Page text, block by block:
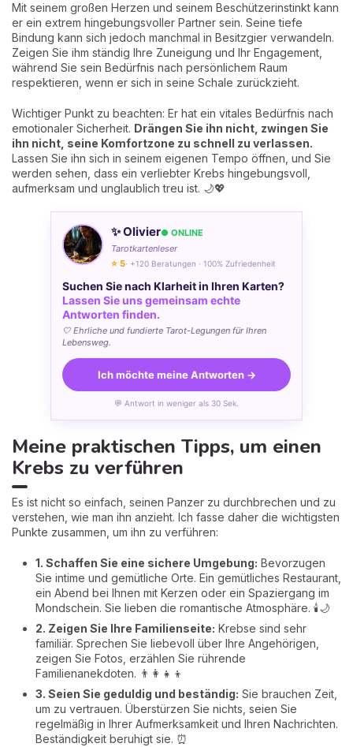
Mit seinem großen Herzen und seinem Beschützerinstinkt kann
er ein extrem hingebungsvoller Partner sein. Seine tiefe
Bindung kann sich jedoch manchmal in Besitzgier verwandeln.
Zeigen Sie ihm ständig Ihre Zuneigung und Ihr Engagement,
während Sie sein Bedürfnis nach persönlichem Raum
respektieren, wenn er sich in seine Schale zurückzieht.
Wichtiger Punkt zu beachten: Er hat ein vitales Bedürfnis nach
emotionaler Sicherheit. Drängen Sie ihn nicht, zwingen Sie
ihn nicht, seine Komfortzone zu schnell zu verlassen.
Lassen Sie ihn sich in seinem eigenen Tempo öffnen, und Sie
werden sehen, dass ein verliebter Krebs hingebungsvoll,
aufmerksam und unglaublich treu ist. 🌙💖
✨ Olivier● ONLINE
Tarotkartenleser
⭐ 5· +120 Beratungen · 100% Zufriedenheit
Suchen Sie nach Klarheit in Ihren Karten?
Lassen Sie uns gemeinsam echte
Antworten finden.
🤍 Ehrliche und fundierte Tarot-Legungen für Ihren
Lebensweg.
Ich möchte meine Antworten →
💬 Antwort in weniger als 30 Sek.
Meine praktischen Tipps, um einen
Krebs zu verführen
Es ist nicht so einfach, seinen Panzer zu durchbrechen und zu
verstehen, wie man ihn anzieht. Ich fasse daher die wichtigsten
Punkte zusammen, um ihn zu verführen:
1. Schaffen Sie eine sichere Umgebung: Bevorzugen
Sie intime und gemütliche Orte. Ein gemütliches Restaurant,
ein Abend bei Ihnen mit Kerzen oder ein Spaziergang im
Mondschein. Sie lieben die romantische Atmosphäre. 🕯️🌙
2. Zeigen Sie Ihre Familienseite: Krebse sind sehr
familiär. Sprechen Sie liebevoll über Ihre Angehörigen,
zeigen Sie Fotos, erzählen Sie rührende
Familienanekdoten. 👨‍👩‍👧‍👦
3. Seien Sie geduldig und beständig: Sie brauchen Zeit,
um zu vertrauen. Überstürzen Sie nichts, seien Sie
regelmäßig in Ihrer Aufmerksamkeit und Ihren Nachrichten.
Beständigkeit beruhigt sie. ⏰